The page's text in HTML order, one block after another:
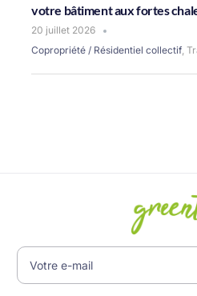
votre bâtiment aux fortes
20 juillet 2026
Copropriété / Résidentiel collectif,